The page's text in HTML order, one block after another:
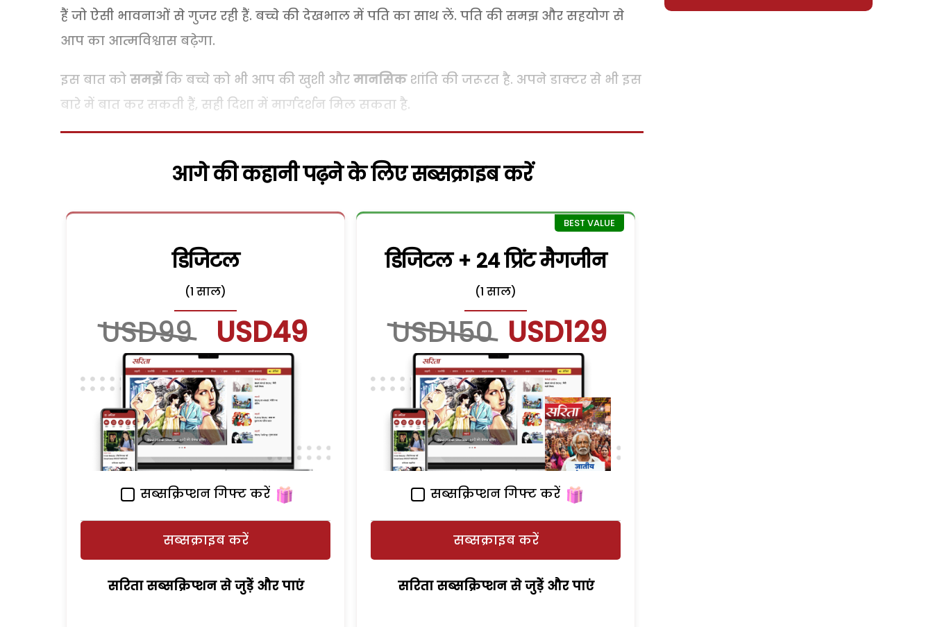
हैं जो ऐसी भावनाओं से गुजर रही हैं. बच्चे की देखभाल में पति का साथ लें. पति की समझ और सहयोग से
आप का आत्मविश्वास बढ़ेगा.
इस बात को समझेंकि बच्चे को भी आप की खुशी और मानसिकशांति की जरूरत है. अपने डाक्टर से भी इस
बारे में बात कर सकती हैं, सही दिशा में मार्गदर्शन मिल सकता है.
आगे की कहानी पढ़ने के लिए सब्सक्राइब करें
डिजिटल
(1 साल)
USD99 USD49
सब्सक्रिप्शन गिफ्ट करें
सब्सक्राइब करें
सरिता सब्सक्रिप्शन से जुड़ेें और पाएं
डिजिटल + 24 प्रिंट मैगजीन
(1 साल)
USD150 USD129
सब्सक्रिप्शन गिफ्ट करें
सब्सक्राइब करें
सरिता सब्सक्रिप्शन से जुड़ेें और पाएं